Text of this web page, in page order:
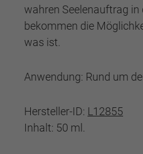
wahren Seelenauftrag in
bekommen die
was ist.
Anwendung: Rund um
Hersteller-ID: L12855
Inhalt: 50 ml.